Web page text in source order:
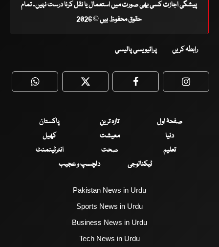
پیشگی اجازت کسی بھی صورت میں استعمال یا نقل کرنا درست نہیں۔ تمام
حقوق محفوظ ہیں © 2026
رابطہ کریں پرائیویسی پالیسی
WhatsApp Twitter Facebook
صفحۂ اول تازہ ترین
پاکستان
دنیا
معیشت
کھیل
تعلیم
صحت
انٹرٹینمنٹ
ٹیکنالوجی
دلچسپ و عجیب
Pakistan News in Urdu
Sports News in Urdu
Business News in Urdu
Tech News in Urdu